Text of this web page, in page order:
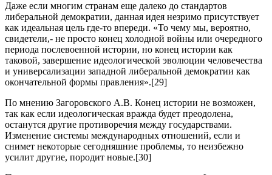
Даже если многим странам еще далеко до стандартов
либеральной демократии, данная идея незримо присутствует
как идеальная цель где-то впереди. «То чему мы, вероятно,
свидетели,- не просто конец холодной войны или очередного
периода послевоенной истории, но конец истории как
таковой, завершение идеологической эволюции человечества
и универсализации западной либеральной демократии как
окончательной формы правления».[29]
По мнению Загоровского А.В. Конец истории не возможен,
так как если идеологическая вражда будет преодолена,
останутся другие противоречия между государствами.
Изменение системы международных отношений, если и
снимет некоторые сегодняшние проблемы, то неизбежно
усилит другие, породит новые.[30]